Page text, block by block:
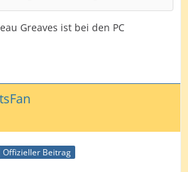
Greaves ist bei den PC
Offizieller Beitrag